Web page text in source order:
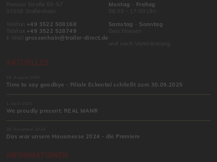
Riesaer Straße 55-57
01558 Großenhain
Telefon +49 3522 508168
Telefax +49 3522 528749
E-Mail grossenhain@trailer-direct.de
Montag
Freitag
08:30 – 17:00 Uhr
Samstag
Sonntag
Geschlossen
und nach Vereinbarung.
AKTUELLES
18. August 2025
Time to say goodbye - Filiale Eckental schließt zum 30.09.2025
1. April 2025
We proudly present: REAL MAN®
28. November 2024
Das war unsere Hausmesse 2024 - die Premiere
INFORMATIONEN